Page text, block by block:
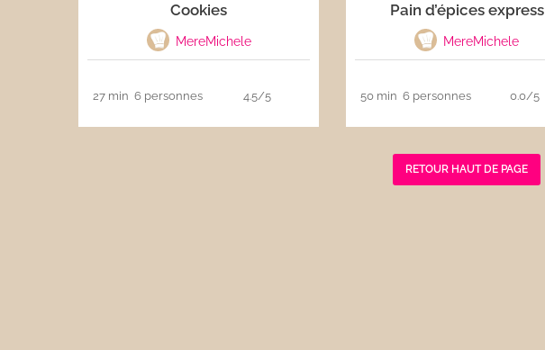
Cookies
MereMichele
27 min 6 personnes 4.5/5
Pain d’épices express
MereMichele
50 min 6 personnes 0.0/5
RETOUR HAUT DE PAGE